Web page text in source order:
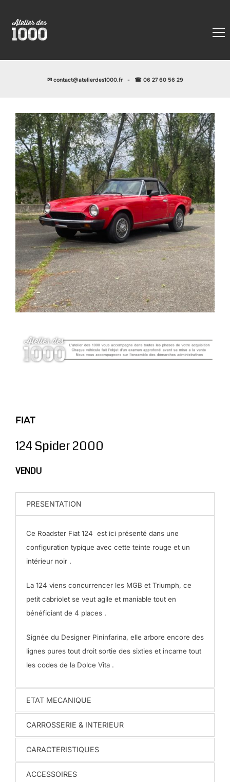
✉ contact@atelierdes1000.fr- ☎ 06 27 60 56 29
FIAT
124 Spider 2000
VENDU
PRESENTATION
Ce Roadster Fiat 124 est ici présenté dans une
configuration typique avec cette teinte rouge et un
intérieur noir .
La 124 viens concurrencer les MGB et Triumph, ce
petit cabriolet se veut agile et maniable tout en
bénéficiant de 4 places .
Signée du Designer Pininfarina, elle arbore encore des
lignes pures tout droit sortie des sixties et incarne tout
les codes de la Dolce Vita .
ETAT MECANIQUE
CARROSSERIE & INTERIEUR
CARACTERISTIQUES
ACCESSOIRES